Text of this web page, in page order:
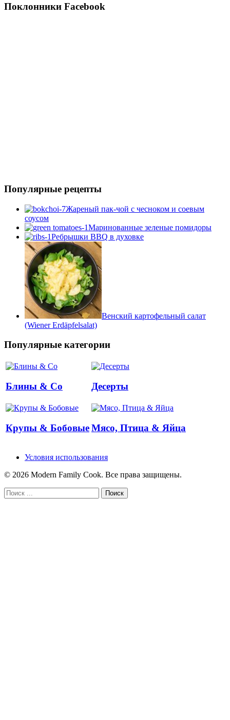
Поклонники Facebook
Популярные рецепты
Жареный пак-чой с чесноком и соевым
соусом
Маринованные зеленые помидоры
Ребрышки BBQ в духовке
Венский картофельный салат
(Wiener Erdäpfelsalat)
Популярные категории
Блины & Co Десерты
Крупы & БобовыеМясо, Птица & Яйца
Условия использования
© 2026 Modern Family Cook. Все права защищены.